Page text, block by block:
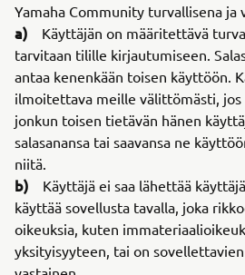
Yamaha Community turvallisena ja
a)
Käyttäjän on määritettävä
tarvitaan tilille kirjautumiseen.
antaa kenenkään toisen käyttöön.
ilmoitettava meille välittömästi, jos
jonkun toisen tietävän hänen
salasanansa tai saavansa ne
niitä.
b) Käyttäjä ei saa lähettää
käyttää sovellusta tavalla, joka
oikeuksia, kuten
yksityisyyteen, tai on